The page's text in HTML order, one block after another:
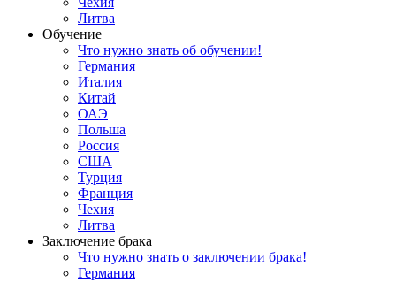
Литва
Обучение
Что нужно знать об обучении!
Германия
Италия
Китай
ОАЭ
Польша
Россия
США
Турция
Франция
Чехия
Литва
Заключение брака
Что нужно знать о заключении брака!
Германия